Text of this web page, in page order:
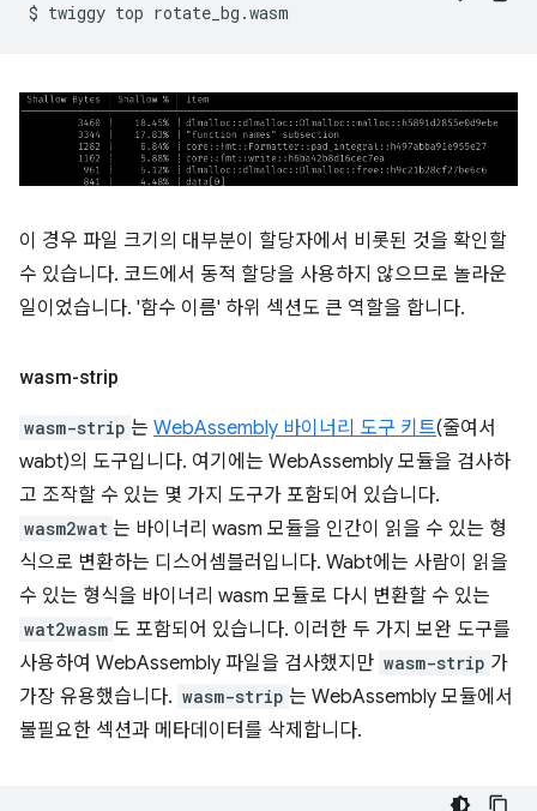
$ twiggy top
이 경우 파일 크기의 대부분이 할당자에서 비롯된 것을 확인할
수 있습니다. 코드에서 동적 할당을 사용하지 않으므로 놀라운
일이었습니다. '함수 이름' 하위 섹션도 큰 역할을 합니다.
wasm-strip
wasm-strip 는 WebAssembly 바이너리 도구 키트(줄여서
wabt)의 도구입니다. 여기에는 WebAssembly 모듈을 검사하
고 조작할 수 있는 몇 가지 도구가 포함되어 있습니다.
wasm2wat 는 바이너리 wasm 모듈을 인간이 읽을 수 있는 형
식으로 변환하는 디스어셈블러입니다. Wabt에는 사람이 읽을
수 있는 형식을 바이너리 wasm 모듈로 다시 변환할 수 있는
wat2wasm 도 포함되어 있습니다. 이러한 두 가지 보완 도구를
사용하여 WebAssembly 파일을 검사했지만 wasm-strip 가
가장 유용했습니다. wasm-strip 는 WebAssembly 모듈에서
불필요한 섹션과 메타데이터를 삭제합니다.